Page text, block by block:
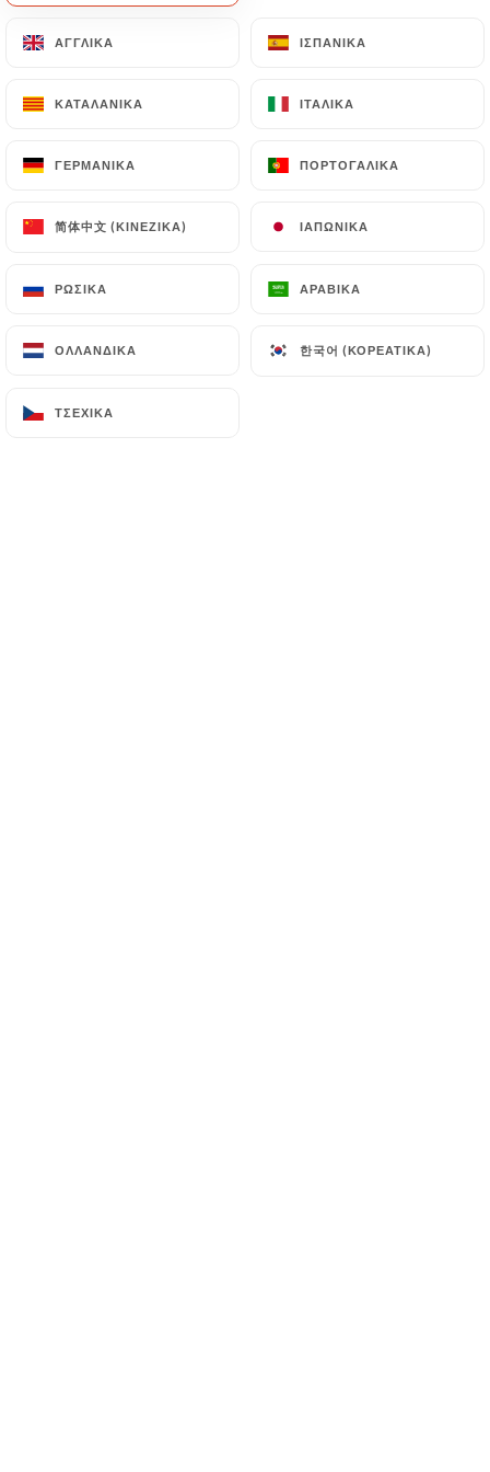
ΜΕΝΟΎ
ΑΓΓΛΙΚΆ ΙΣΠΑΝΙΚΆ
ΚΑΤΑΛΑΝΙΚΆ ΙΤΑΛΙΚΆ
ΓΕΡΜΑΝΙΚΆ ΠΟΡΤΟΓΑΛΙΚΆ
简体中文 (ΚΙΝΈΖΙΚΑ) ΙΑΠΩΝΙΚΆ
ΡΩΣΙΚΆ ΑΡΑΒΙΚΆ
ΟΛΛΑΝΔΙΚΆ 한국어 (ΚΟΡΕΆΤΙΚΑ)
ΤΣΈΧΙΚΑ
ΑΓΓΛΙΚΆ ΙΣΠΑΝΙΚΆ
ΚΑΤΑΛΑΝΙΚΆ ΙΤΑΛΙΚΆ
ΓΕΡΜΑΝΙΚΆ ΠΟΡΤΟΓΑΛΙΚΆ
简体中文 (ΚΙΝΈΖΙΚΑ) ΙΑΠΩΝΙΚΆ
ΡΩΣΙΚΆ ΑΡΑΒΙΚΆ
ΟΛΛΑΝΔΙΚΆ 한국어 (ΚΟΡΕΆΤΙΚΑ)
ΤΣΈΧΙΚΑ